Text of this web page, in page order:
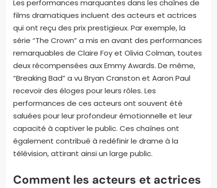
Quelles performances
marquantes ont eu lieu dans
les chaînes de films
dramatiques?
Les performances marquantes dans les chaînes de
films dramatiques incluent des acteurs et actrices
qui ont reçu des prix prestigieux. Par exemple, la
série “The Crown” a mis en avant des performances
remarquables de Claire Foy et Olivia Colman, toutes
deux récompensées aux Emmy Awards. De même,
recevoir des éloges pour leurs rôles. Les